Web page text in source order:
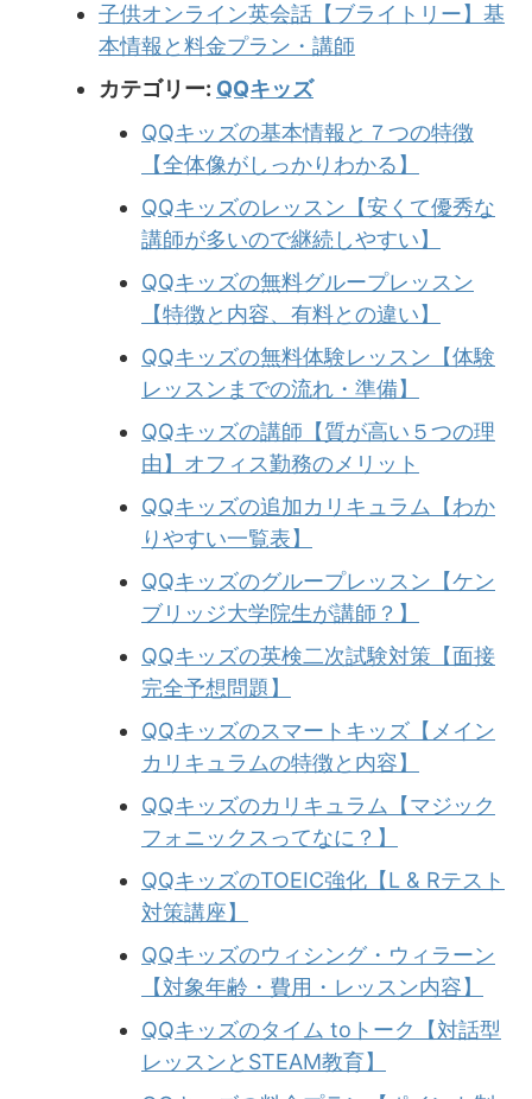
子供オンライン英会話【ブライトリー】基
本情報と料金プラン・講師
カテゴリー: QQキッズ
QQキッズの基本情報と７つの特徴
【全体像がしっかりわかる】
QQキッズのレッスン【安くて優秀な
講師が多いので継続しやすい】
QQキッズの無料グループレッスン
【特徴と内容、有料との違い】
QQキッズの無料体験レッスン【体験
レッスンまでの流れ・準備】
QQキッズの講師【質が高い５つの理
由】オフィス勤務のメリット
QQキッズの追加カリキュラム【わか
りやすい一覧表】
QQキッズのグループレッスン【ケン
ブリッジ大学院生が講師？】
QQキッズの英検二次試験対策【面接
完全予想問題】
QQキッズのスマートキッズ【メイン
カリキュラムの特徴と内容】
QQキッズのカリキュラム【マジック
フォニックスってなに？】
QQキッズのTOEIC強化【L & Rテスト
対策講座】
QQキッズのウィシング・ウィラーン
【対象年齢・費用・レッスン内容】
QQキッズのタイム toトーク【対話型
レッスンとSTEAM教育】